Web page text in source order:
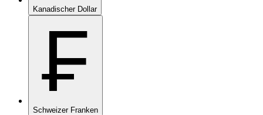
Kanadischer Dollar
₣
Schweizer Franken